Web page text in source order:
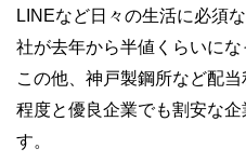
LINEなど日々の生活に必須
社が去年から半値くらいにな
この他、神戸製鋼所など配
程度と優良企業でも割安な
す。